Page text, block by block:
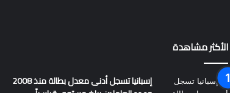
الأكثر مشاهدة
إسبانيا تسجل أدنى معدل بطالة منذ 2008